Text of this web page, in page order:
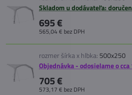
Skladom u dodávateľa:
695 €
565,04 € bez DPH
rozmer šírka x hlbka: 500x250
Objednávka - odosielame o
705 €
573,17 € bez DPH